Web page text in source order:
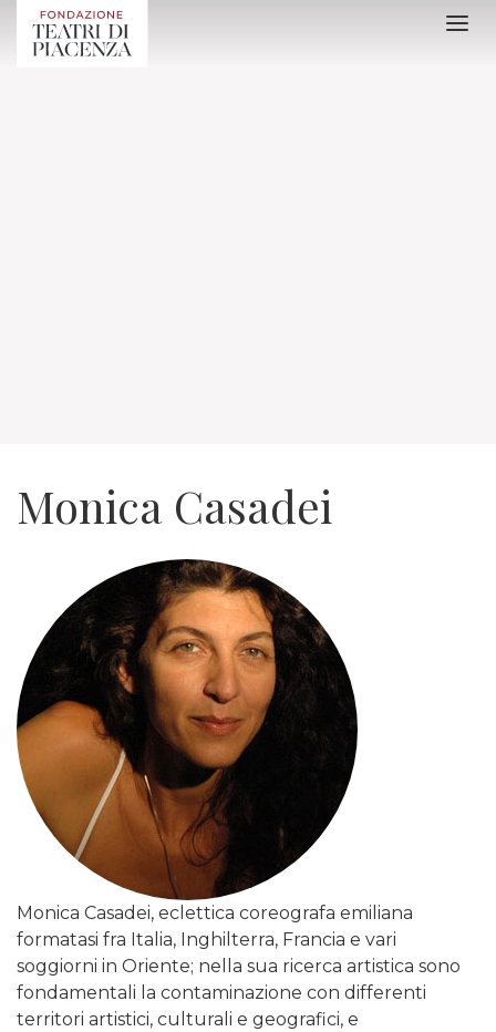
Monica Casadei
Monica Casadei, eclettica coreografa emiliana
formatasi fra Italia, Inghilterra, Francia e vari
soggiorni in Oriente; nella sua ricerca artistica sono
fondamentali la contaminazione con differenti
territori artistici, culturali e geografici, e